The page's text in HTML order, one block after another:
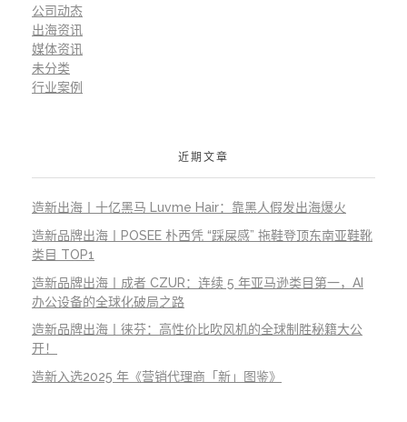
公司动态
出海资讯
媒体资讯
未分类
行业案例
近期文章
造新出海丨十亿黑马 Luvme Hair：靠黑人假发出海爆火
造新品牌出海丨POSEE 朴西凭 “踩屎感” 拖鞋登顶东南亚鞋靴
类目 TOP1
造新品牌出海丨成者 CZUR：连续 5 年亚马逊类目第一，AI
办公设备的全球化破局之路
造新品牌出海丨徕芬：高性价比吹风机的全球制胜秘籍大公
开！
造新入选2025 年《营销代理商「新」图鉴》